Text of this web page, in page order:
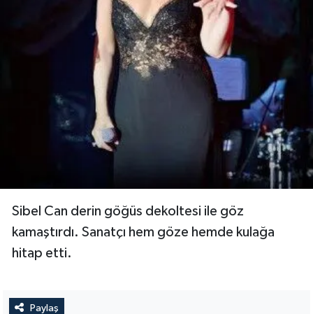
Sibel Can derin göğüs dekoltesi ile göz
kamaştırdı. Sanatçı hem göze hemde kulağa
hitap etti.
Paylaş